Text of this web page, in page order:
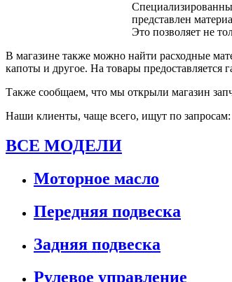
представлен
Это позволяет не
В магазине также можно найти расходные
капоты и другое. На товары предоставляется
Также сообщаем, что мы открыли магазин
Наши клиенты, чаще всего, ищут по запросам:
ВСЕ МОДЕЛИ
Моторное масло
Передняя подвеска
Задняя подвеска
Рулевое управление